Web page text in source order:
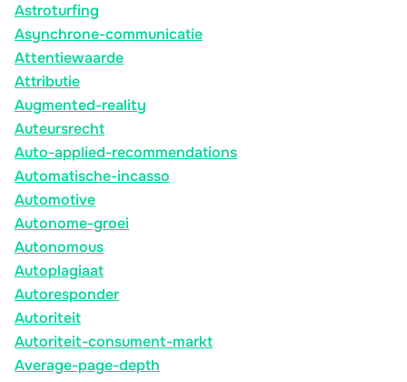
Astroturfing
Asynchrone-communicatie
Attentiewaarde
Attributie
Augmented-reality
Auteursrecht
Auto-applied-recommendations
Automatische-incasso
Automotive
Autonome-groei
Autonomous
Autoplagiaat
Autoresponder
Autoriteit
Autoriteit-consument-markt
Average-page-depth